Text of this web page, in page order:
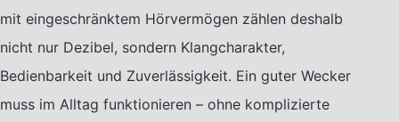
mit eingeschränktem Hörvermögen zählen deshalb
nicht nur Dezibel, sondern Klangcharakter,
Bedienbarkeit und Zuverlässigkeit. Ein guter Wecker
muss im Alltag funktionieren – ohne komplizierte